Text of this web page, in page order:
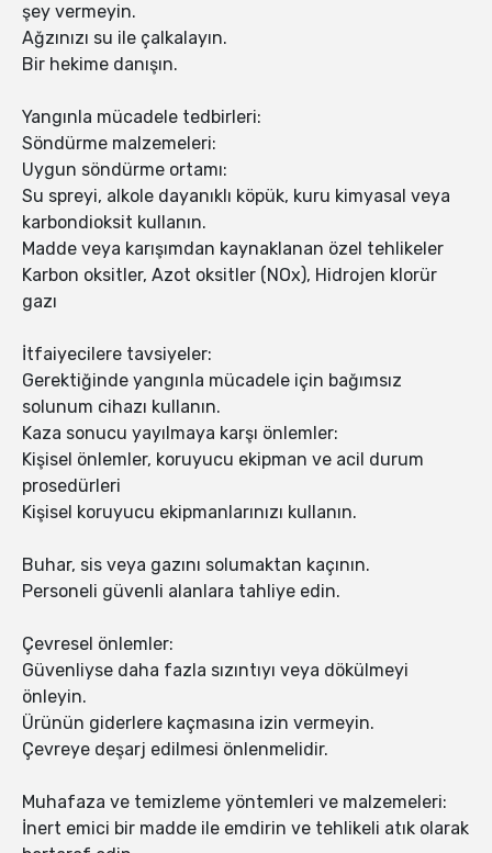
şey vermeyin.
Ağzınızı su ile çalkalayın.
Bir hekime danışın.
Yangınla mücadele tedbirleri:
Söndürme malzemeleri:
Uygun söndürme ortamı:
Su spreyi, alkole dayanıklı köpük, kuru kimyasal veya
karbondioksit kullanın.
Madde veya karışımdan kaynaklanan özel tehlikeler
Karbon oksitler, Azot oksitler (NOx), Hidrojen klorür
gazı
İtfaiyecilere tavsiyeler:
Gerektiğinde yangınla mücadele için bağımsız
solunum cihazı kullanın.
Kaza sonucu yayılmaya karşı önlemler:
Kişisel önlemler, koruyucu ekipman ve acil durum
prosedürleri
Kişisel koruyucu ekipmanlarınızı kullanın.
Buhar, sis veya gazını solumaktan kaçının.
Personeli güvenli alanlara tahliye edin.
Çevresel önlemler:
Güvenliyse daha fazla sızıntıyı veya dökülmeyi
önleyin.
Ürünün giderlere kaçmasına izin vermeyin.
Çevreye deşarj edilmesi önlenmelidir.
Muhafaza ve temizleme yöntemleri ve malzemeleri:
İnert emici bir madde ile emdirin ve tehlikeli atık olarak